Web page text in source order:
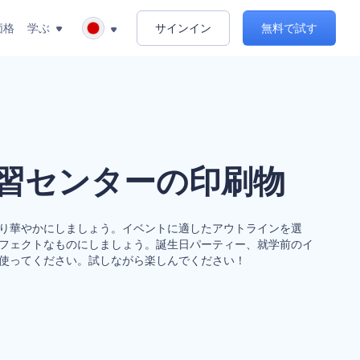
格 学ぶ サインイン 無料で試す
センターの印刷物
華やかにしましょう。イベントに適したアウトラインを選
ェクトなものにしましょう。誕生日パーティー、就学前のイ
ってください。試しながら楽しんでください！